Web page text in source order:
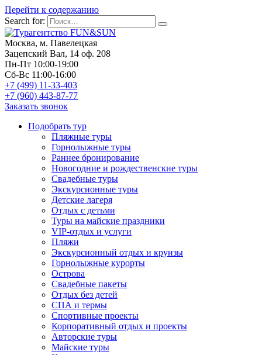
Перейти к содержанию
Search for:
Москва, м. Павелецкая
Зацепский Вал, 14 оф. 208
Пн-Пт 10:00-19:00
Сб-Вс 11:00-16:00
+7 (499) 11-33-403
+7 (960) 443-87-77
Заказать звонок
Подобрать тур
Пляжные туры
Горнолыжные туры
Раннее бронирование
Новогодние и рождественские туры
Свадебные туры
Экскурсионные туры
Детские лагеря
Отдых с детьми
Туры на майские праздники
VIP-отдых и услуги
Пляжи
Экскурсионный отдых и круизы
Горнолыжные курорты
Острова
Свадебные пакеты
Отдых без детей
СПА и термы
Спортивные проекты
Корпоративный отдых и проекты
Авторские туры
Майские туры